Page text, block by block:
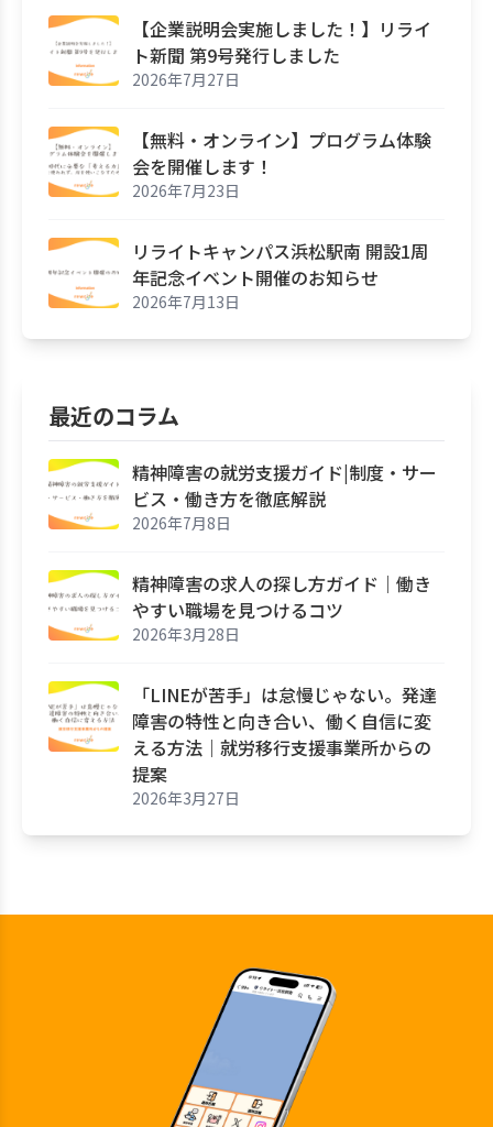
【企業説明会実施しました！】リライ
ト新聞 第9号発行しました
2026年7月27日
【無料・オンライン】プログラム体験
会を開催します！
2026年7月23日
リライトキャンパス浜松駅南 開設1周
年記念イベント開催のお知らせ
2026年7月13日
最近のコラム
精神障害の就労支援ガイド|制度・サー
ビス・働き方を徹底解説
2026年7月8日
精神障害の求人の探し方ガイド｜働き
やすい職場を見つけるコツ
2026年3月28日
「LINEが苦手」は怠慢じゃない。発達
障害の特性と向き合い、働く自信に変
える方法｜就労移行支援事業所からの
提案
2026年3月27日